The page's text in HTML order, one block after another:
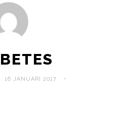
16 JANUARI 2017